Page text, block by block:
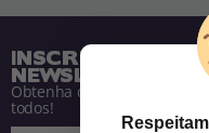
INSCREVA-SE NA
NEWSLETTER
Obtenha descontos e saiba
todos!